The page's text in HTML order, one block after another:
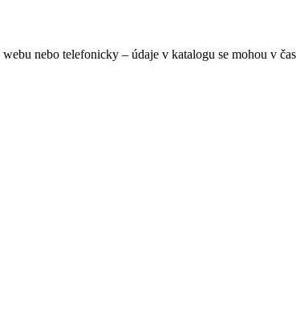
nebo telefonicky – údaje v katalogu se mohou v